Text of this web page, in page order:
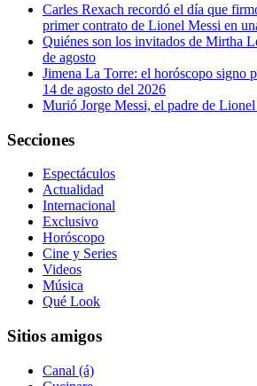
Carles Rexach recordó el día que
primer contrato de Lionel Messi en
Quiénes son los invitados de Mirtha
de agosto
Jimena La Torre: el horóscopo signo
14 de agosto del 2026
Murió Jorge Messi, el padre de
Secciones
Espectáculos
Actualidad
Internacional
Exclusivo
Horóscopo
Cine y Series
Videos
Música
Qué Look
Sitios amigos
Canal (á)